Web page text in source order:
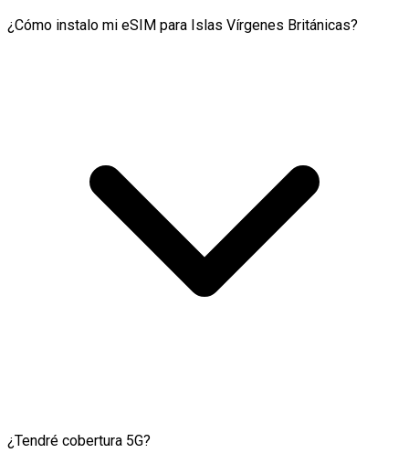
¿Cómo instalo mi eSIM para Islas Vírgenes Británicas?
¿Tendré cobertura 5G?